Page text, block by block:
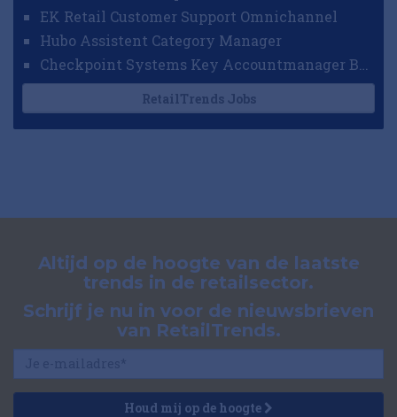
EK Retail Customer Support Omnichannel
Hubo Assistent Category Manager
RetailTrends Jobs
Altijd op de hoogte van de laatste
trends in de retailsector.
Schrijf je nu in voor de nieuwsbrieven
van RetailTrends.
Houd mij op de hoogte